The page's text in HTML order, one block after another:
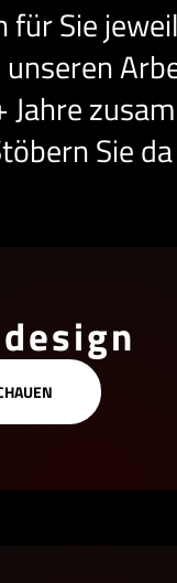
für Sie
Jahre
Sie